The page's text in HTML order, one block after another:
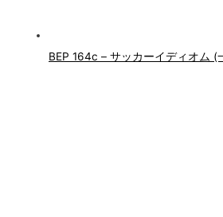
BEP 164c – サッカーイディオム (